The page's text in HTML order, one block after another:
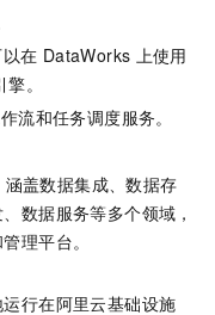
在 DataWorks 上使用
。
流和任务调度服务。
盖数据集成、数据存
数据服务等多个领域，
理平台。
行在阿里云基础设施